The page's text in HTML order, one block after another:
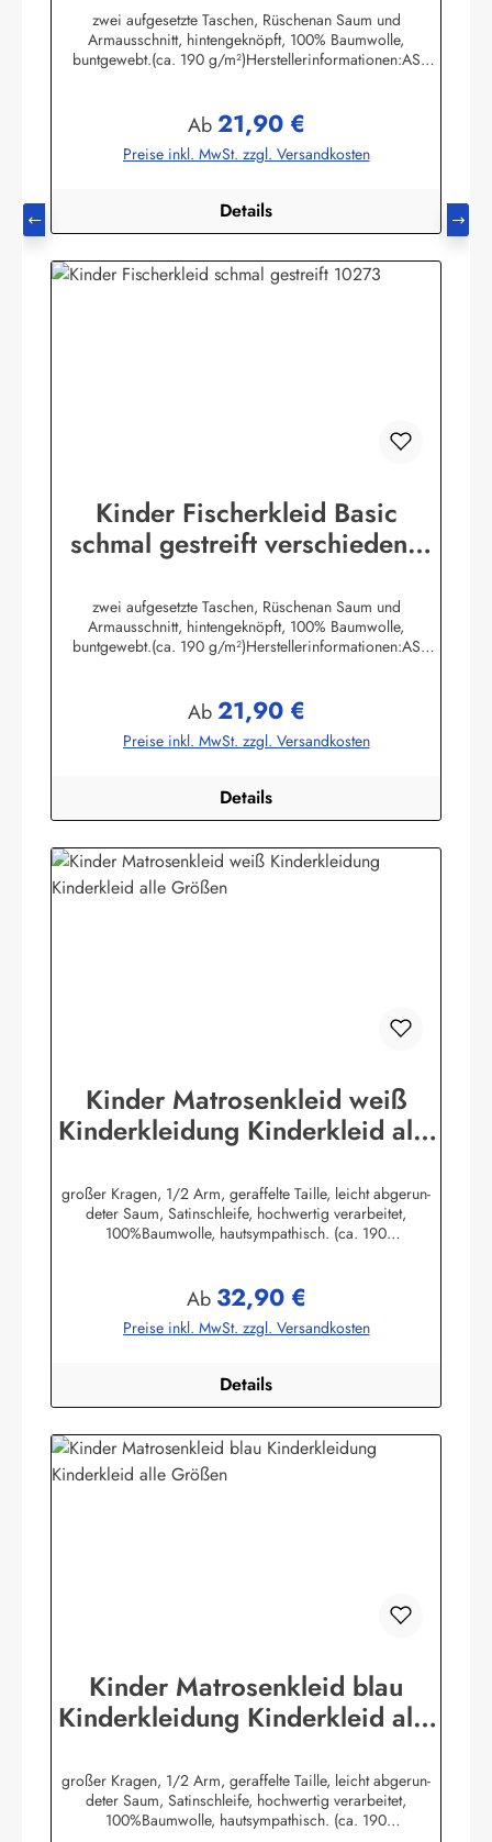
zwei aufgesetzte Taschen, Rüschenan Saum und
Armausschnitt, hintengeknöpft, 100% Baumwolle,
buntgewebt.(ca. 190 g/m²)Herstellerinformationen:AS
Regulärer Preis:
Ab21,90 €
Preise inkl. MwSt. zzgl. Versandkosten
Details
Kinder Fischerkleid Basic
schmal gestreift verschiedene
zwei aufgesetzte Taschen, Rüschenan Saum und
Armausschnitt, hintengeknöpft, 100% Baumwolle,
buntgewebt.(ca. 190 g/m²)Herstellerinformationen:AS
Regulärer Preis:
Ab21,90 €
Preise inkl. MwSt. zzgl. Versandkosten
Details
Kinder Matrosenkleid weiß
Kinderkleidung Kinderkleid alle
großer Kragen, 1/2 Arm, geraffelte Taille, leicht abgerun-
deter Saum, Satinschleife, hochwertig verarbeitet,
100%Baumwolle, hautsympathisch. (ca. 190
bekleidung.de
Regulärer Preis:
Ab 32,90 €
Preise inkl. MwSt. zzgl. Versandkosten
Details
Kinder Matrosenkleid blau
Kinderkleidung Kinderkleid alle
großer Kragen, 1/2 Arm, geraffelte Taille, leicht abgerun-
deter Saum, Satinschleife, hochwertig verarbeitet,
100%Baumwolle, hautsympathisch. (ca. 190